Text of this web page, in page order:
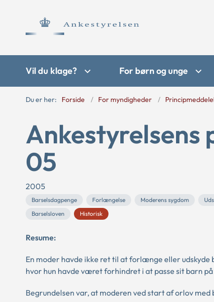
Vil du klage? For børn og unge
Du er her: Forside For myndigheder
05
2005
Barselsdagpenge Forlængelse Moderens sygdom
Barselsloven
Historisk
Resume:
En moder havde ikke ret til at forlænge eller
hvor hun havde været forhindret i at passe sit barn
Begrundelsen var, at moderen ved start af orlov